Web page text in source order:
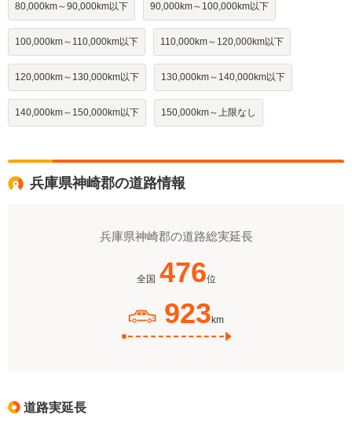
80,000km～90,000km以下 90,000km～100,000km以下
100,000km～110,000km以下 110,000km～120,000km以下
120,000km～130,000km以下 130,000km～140,000km以下
140,000km～150,000km以下 150,000km～上限なし
兵庫県神崎郡の道路情報
兵庫県神崎郡の道路総実延長
全国 476位
923 km
道路実延長